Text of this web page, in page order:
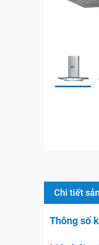
Chi tiết
Thông số